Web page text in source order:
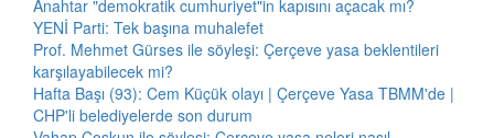
Anahtar "demokratik cumhuriyet"in kapısını açacak mı?
YENİ Parti: Tek başına muhalefet
Prof. Mehmet Gürses ile söyleşi: Çerçeve yasa beklentileri
karşılayabilecek mi?
Hafta Başı (93): Cem Küçük olayı | Çerçeve Yasa TBMM'de |
CHP'li belediyelerde son durum